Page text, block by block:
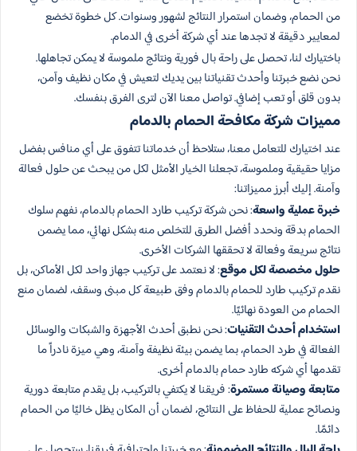
من الحمام، وضمان استمرار النتائج لشهور وسنوات. كل خطوة تخضع
لمعايير دقيقة لا تجدها عند أي شركة أخرى في الدمام.
باختيارك لنا، تحصل على راحة بال فورية ونتائج ملموسة لا يمكن تجاهلها.
نحن نضع خبرتنا وأحدث تقنياتنا بين يديك لتعيش في مكان نظيف وآمن،
بدون قلق أو تعب إضافي. تواصل معنا الآن لترى الفرق بنفسك.
مميزات شركة مكافحة الحمام بالدمام
عند اختيارك للتعامل معنا، ستلاحظ أن خدماتنا تتفوق على أي منافس بفضل
مزايا حقيقية وملموسة، تجعلنا الخيار الأمثل لكل من يبحث عن حلول فعالة
وآمنة. إليك أبرز مميزاتنا:
خبرة عملية واسعة: نحن شركة تركيب طارد الحمام بالدمام، نفهم سلوك
الحمام بدقة ونحدد أفضل الطرق للتخلص منه بشكل نهائي، مما يضمن
نتائج سريعة وفعالة لا تحققها الشركات الأخرى.
حلول مخصصة لكل موقع: لا نعتمد على تركيب جهاز واحد لكل الأماكن، بل
نقدم تركيب طارد للحمام بالدمام وفق طبيعة كل مبنى وسقف، لضمان منع
الحمام من العودة نهائيًا.
استخدام أحدث التقنيات: نحن نطبق أحدث الأجهزة والشبكات والوسائل
الفعالة في طرد الحمام، بما يضمن بيئة نظيفة وآمنة، وهي ميزة نادراً ما
تقدمها أي شركه طارد حمام بالدمام أخرى.
متابعة وصيانة مستمرة: فريقنا لا يكتفي بالتركيب، بل يقدم متابعة دورية
ونصائح عملية للحفاظ على النتائج، لضمان أن المكان يظل خاليًا من الحمام
دائمًا.